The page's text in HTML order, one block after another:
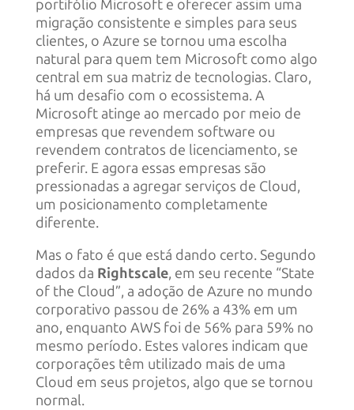
portifólio Microsoft e oferecer assim uma
migração consistente e simples para seus
clientes, o Azure se tornou uma escolha
natural para quem tem Microsoft como algo
central em sua matriz de tecnologias. Claro,
há um desafio com o ecossistema. A
Microsoft atinge ao mercado por meio de
empresas que revendem software ou
revendem contratos de licenciamento, se
preferir. E agora essas empresas são
pressionadas a agregar serviços de Cloud,
um posicionamento completamente
diferente.
Mas o fato é que está dando certo. Segundo
dados da Rightscale, em seu recente “State
of the Cloud”, a adoção de Azure no mundo
corporativo passou de 26% a 43% em um
ano, enquanto AWS foi de 56% para 59% no
mesmo período. Estes valores indicam que
corporações têm utilizado mais de uma
Cloud em seus projetos, algo que se tornou
normal.